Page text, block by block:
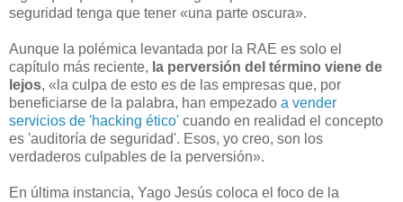
seguridad tenga que tener «una parte oscura».
Aunque la polémica levantada por la RAE es solo el
capítulo más reciente, la perversión del término viene de
lejos, «la culpa de esto es de las empresas que, por
beneficiarse de la palabra, han empezado a vender
servicios de 'hacking ético' cuando en realidad el concepto
es 'auditoría de seguridad'. Esos, yo creo, son los
verdaderos culpables de la perversión».
En última instancia, Yago Jesús coloca el foco de la